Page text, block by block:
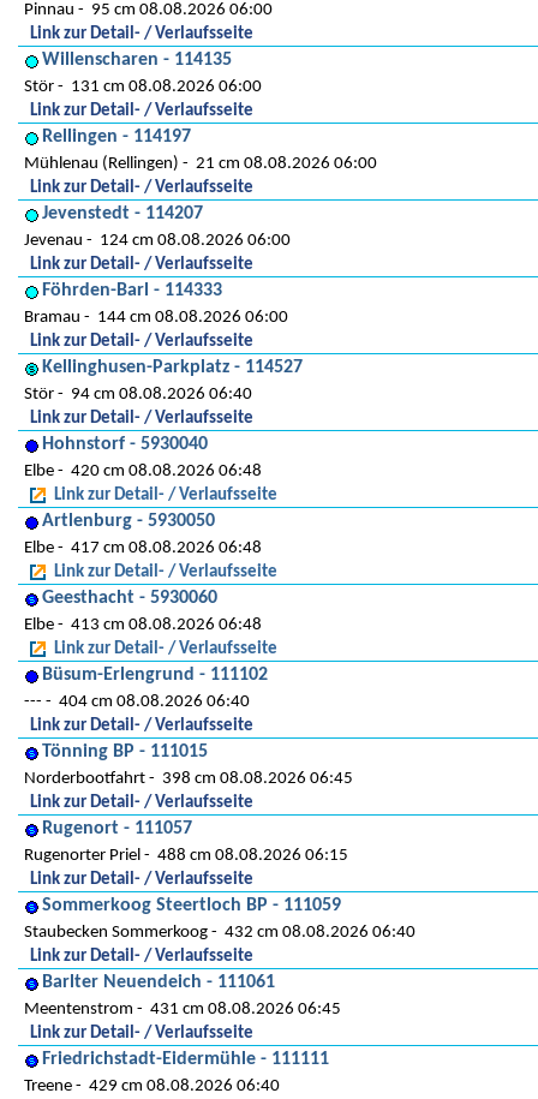
Pinnau
95 cm 08.08.2026 06:00
Link zur Detail- / Verlaufsseite
Willenscharen - 114135
Stör
131 cm 08.08.2026 06:00
Link zur Detail- / Verlaufsseite
Rellingen - 114197
Mühlenau (Rellingen)
21 cm 08.08.2026 06:00
Link zur Detail- / Verlaufsseite
Jevenstedt - 114207
Jevenau
124 cm 08.08.2026 06:00
Link zur Detail- / Verlaufsseite
Föhrden-Barl - 114333
Bramau
144 cm 08.08.2026 06:00
Link zur Detail- / Verlaufsseite
Kellinghusen-Parkplatz - 114527
Stör
94 cm 08.08.2026 06:40
Link zur Detail- / Verlaufsseite
Hohnstorf - 5930040
Elbe
420 cm 08.08.2026 06:48
Link zur Detail- / Verlaufsseite
Artlenburg - 5930050
Elbe
417 cm 08.08.2026 06:48
Link zur Detail- / Verlaufsseite
Geesthacht - 5930060
Elbe
413 cm 08.08.2026 06:48
Link zur Detail- / Verlaufsseite
Büsum-Erlengrund - 111102
---
404 cm 08.08.2026 06:40
Link zur Detail- / Verlaufsseite
Tönning BP - 111015
Norderbootfahrt
398 cm 08.08.2026 06:45
Link zur Detail- / Verlaufsseite
Rugenort - 111057
Rugenorter Priel
488 cm 08.08.2026 06:15
Link zur Detail- / Verlaufsseite
Sommerkoog Steertloch BP - 111059
Staubecken Sommerkoog
432 cm 08.08.2026 06:40
Link zur Detail- / Verlaufsseite
Barlter Neuendeich - 111061
Meentenstrom
431 cm 08.08.2026 06:45
Link zur Detail- / Verlaufsseite
Friedrichstadt-Eidermühle - 111111
Treene 429 cm 08.08.2026 06:40